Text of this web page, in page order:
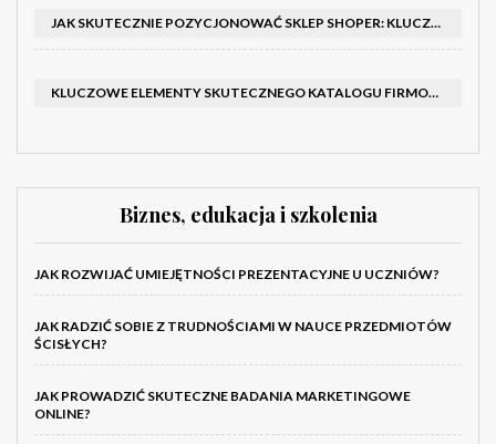
JAK SKUTECZNIE POZYCJONOWAĆ SKLEP SHOPER: KLUCZOWE KROKI I STRATEGIE
KLUCZOWE ELEMENTY SKUTECZNEGO KATALOGU FIRMOWEGO I BROSZURY
Biznes, edukacja i szkolenia
JAK ROZWIJAĆ UMIEJĘTNOŚCI PREZENTACYJNE U UCZNIÓW?
JAK RADZIĆ SOBIE Z TRUDNOŚCIAMI W NAUCE PRZEDMIOTÓW
ŚCISŁYCH?
JAK PROWADZIĆ SKUTECZNE BADANIA MARKETINGOWE
ONLINE?